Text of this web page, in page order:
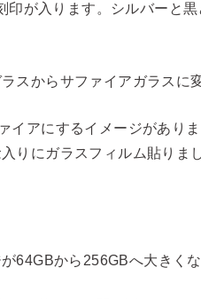
印が入ります。シルバーと
スからサファイアガラスに
イアにするイメージがあり
りにガラスフィルム貼りま
64GBから256GBへ大きくな